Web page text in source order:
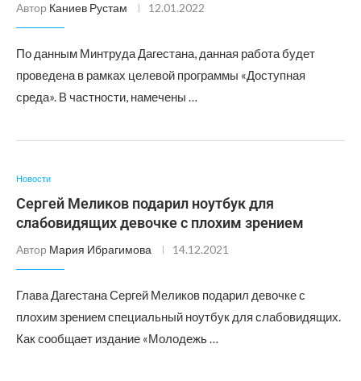
Автор Каниев Рустам 12.01.2022
По данным Минтруда Дагестана, данная работа будет
проведена в рамках целевой программы «Доступная
среда». В частности, намечены …
Новости
Сергей Меликов подарил ноутбук для
слабовидящих девочке с плохим зрением
Автор Мария Ибрагимова 14.12.2021
Глава Дагестана Сергей Меликов подарил девочке с
плохим зрением специальный ноутбук для слабовидящих.
Как сообщает издание «Молодежь …